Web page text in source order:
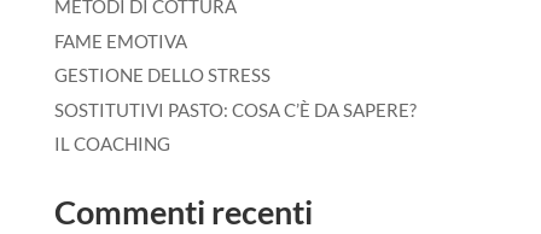
METODI DI COTTURA
FAME EMOTIVA
GESTIONE DELLO STRESS
SOSTITUTIVI PASTO: COSA C’È DA SAPERE?
IL COACHING
Commenti recenti